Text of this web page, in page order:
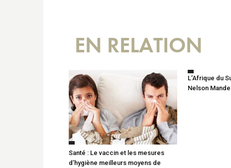
EN RELATION
Santé : Le vaccin et les mesures
d’hygiène meilleurs moyens de
L’Afrique du
Nelson